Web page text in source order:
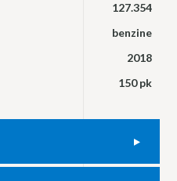
127.354
benzine
2018
150 pk